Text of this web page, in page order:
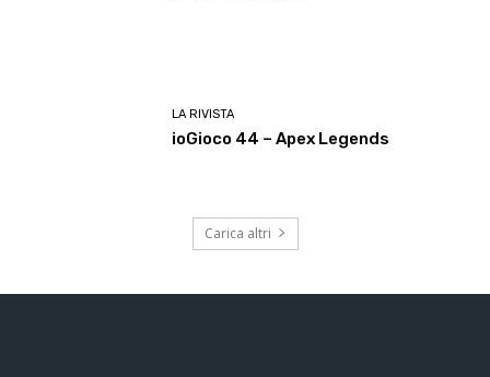
LA RIVISTA
ioGioco 44 – Apex Legends
Carica altri